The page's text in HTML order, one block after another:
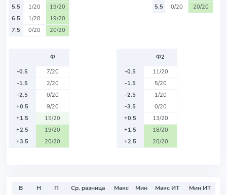
5.5
1/20
19/20
6.5
1/20
19/20
7.5
0/20 20/20
5.5
0/20 20/20
Ф
-0.5
7/20
-1.5
2/20
-2.5
0/20
+0.5
9/20
+1.5
15/20
+2.5
19/20
+3.5
20/20
Ф2
-0.5
11/20
-1.5
5/20
-2.5
1/20
-3.5
0/20
+0.5
13/20
+1.5
18/20
+2.5
20/20
В Н П Ср. разница Макс Мин Макс ИТ
Мин ИТ